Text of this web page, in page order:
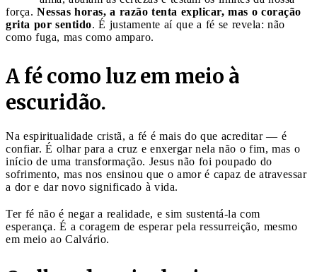
força. Nessas horas, a razão tenta explicar, mas o coração
grita por sentido. É justamente aí que a fé se revela: não
como fuga, mas como amparo.
A fé como luz em meio à
escuridão.
Na espiritualidade cristã, a fé é mais do que acreditar — é
confiar. É olhar para a cruz e enxergar nela não o fim, mas o
início de uma transformação. Jesus não foi poupado do
sofrimento, mas nos ensinou que o amor é capaz de atravessar
a dor e dar novo significado à vida.
Ter fé não é negar a realidade, e sim sustentá-la com
esperança. É a coragem de esperar pela ressurreição, mesmo
em meio ao Calvário.